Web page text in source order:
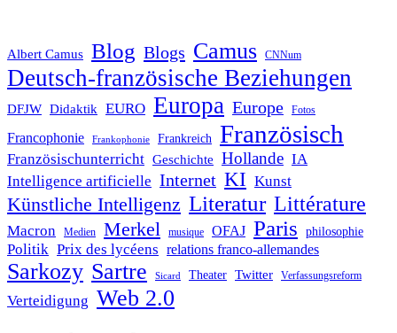
Albert Camus Blog Blogs Camus CNNum
Deutsch-französische Beziehungen
DFJW Didaktik EURO Europa Europe Fotos
Francophonie Frankophonie Frankreich Französisch
Französischunterricht Geschichte Hollande IA
Intelligence artificielle Internet KI Kunst
Künstliche Intelligenz Literatur Littérature
Macron Medien Merkel musique OFAJ Paris philosophie
Politik Prix des lycéens relations franco-allemandes
Sarkozy Sartre Sicard Theater Twitter Verfassungsreform
Verteidigung Web 2.0